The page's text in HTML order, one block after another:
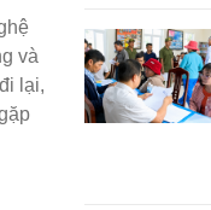
và
lại,